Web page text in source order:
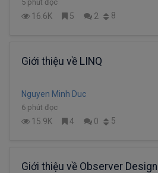
5 phút đọc
16.6K 5 2 8
Giới thiệu về LINQ
Nguyen Minh Duc
6 phút đọc
15.9K 4 0 5
Giới thiệu về Observer